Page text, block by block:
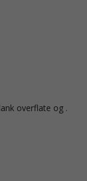
overflate og .